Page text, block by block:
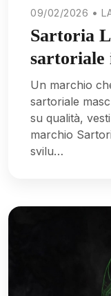
09/02/2026 •
Sartoria
sartoriale
Un marchio
sartoriale
su qualità,
marchio
svilu…